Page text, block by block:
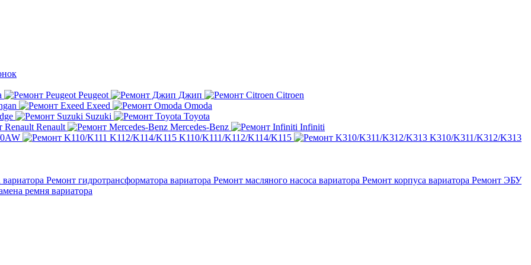
Peugeot Джип
Citroen
Exeed
Omoda
Suzuki
Toyota
Renault
Mercedes-Benz
Infiniti
K110/K111/K112/K114/K115 K310/K311/K312/K313
Ремонт гидротрансформатора вариатора Ремонт масляного насоса вариатора Ремонт корпуса вариатора Ремонт ЭБУ
ремня вариатора